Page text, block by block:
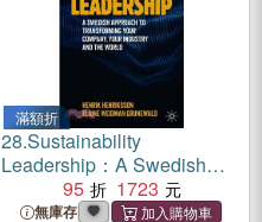
滿額折
28.Sustainability
Leadership：A Swedish
Approach to Transforming
your Company, your Industry
95 1723
無庫存